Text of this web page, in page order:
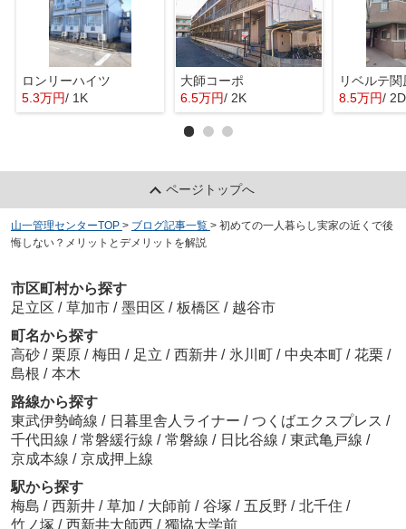
ロンリーハイツ
5.3万円/ 1K
大師コーポ
6.5万円/ 2K
リベルテ関
8.5万円/
ページトップへ
山一管理センターTOP > ブログ記事一覧 > 初めての一人暮らし実家の近くで後
悔しない？メリットとデメリットを解説
市区町村から探す
足立区 / 草加市 / 墨田区 / 板橋区 / 越谷市
町名から探す
高砂 / 栗原 / 梅田 / 足立 / 西新井 / 氷川町 / 中央本町 / 花栗 /
島根 / 本木
路線から探す
東武伊勢崎線 / 日暮里舎人ライナー / つくばエクスプレス /
千代田線 / 常磐緩行線 / 常磐線 / 日比谷線 / 東武亀戸線 /
京成本線 / 京成押上線
駅から探す
梅島 / 西新井 / 草加 / 大師前 / 谷塚 / 五反野 / 北千住 /
竹ノ塚 / 西新井大師西 / 獨協大学前